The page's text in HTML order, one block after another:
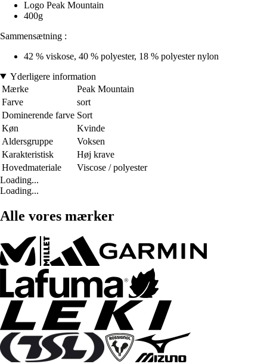
Logo Peak Mountain
400g
Sammensætning :
42 % viskose, 40 % polyester, 18 % polyester nylon
Yderligere information
Mærke
Peak Mountain
Farve
sort
Dominerende farve Sort
Køn
Kvinde
Aldersgruppe
Voksen
Karakteristisk
Høj krave
Hovedmateriale
Viscose / polyester
Loading...
Loading...
Alle vores mærker